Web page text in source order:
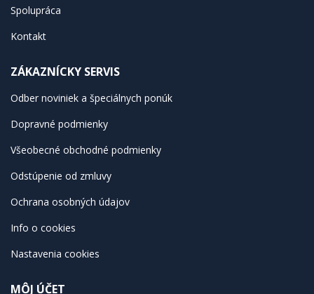
Spolupráca
Kontakt
ZÁKAZNÍCKY SERVIS
Odber noviniek a špeciálnych ponúk
Dopravné podmienky
Všeobecné obchodné podmienky
Odstúpenie od zmluvy
Ochrana osobných údajov
Info o cookies
Nastavenia cookies
MÔJ ÚČET